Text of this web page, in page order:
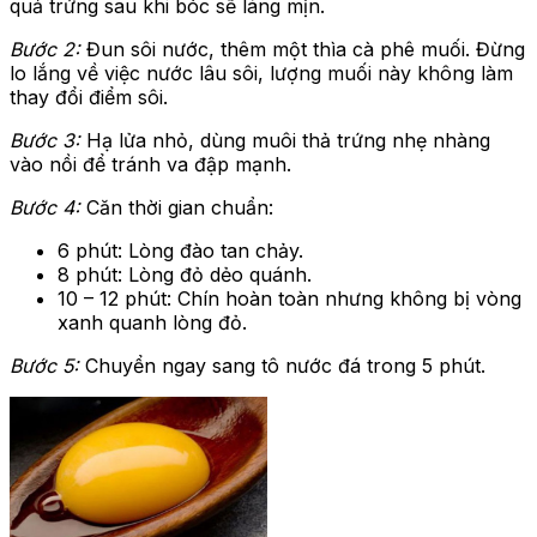
quả trứng sau khi bóc sẽ láng mịn.
Bước 2: Đun sôi nước, thêm một thìa cà phê muối. Đừng
lo lắng về việc nước lâu sôi, lượng muối này không làm
thay đổi điểm sôi.
Bước 3: Hạ lửa nhỏ, dùng muôi thả trứng nhẹ nhàng
vào nồi để tránh va đập mạnh.
Bước 4: Căn thời gian chuẩn:
6 phút: Lòng đào tan chảy.
8 phút: Lòng đỏ dẻo quánh.
10 – 12 phút: Chín hoàn toàn nhưng không bị vòng
xanh quanh lòng đỏ.
Bước 5: Chuyển ngay sang tô nước đá trong 5 phút.